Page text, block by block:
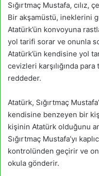
Sığırtmaç Mustafa, cılız,
Bir akşamüstü, ineklerini
Atatürk’ün konvoyuna
yol tarifi sorar ve onunla
Atatürk’ün kendisine yol
cevizleri karşılığında
reddeder.
Atatürk, Sığırtmaç
kendisine benzeyen bir
kişinin Atatürk olduğunu
Sığırtmaç Mustafa’yı
kontrolünden geçirir ve
okula gönderir.